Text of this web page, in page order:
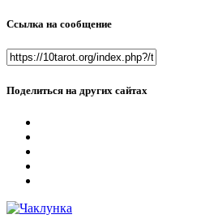
Ссылка на сообщение
Поделиться на других сайтах